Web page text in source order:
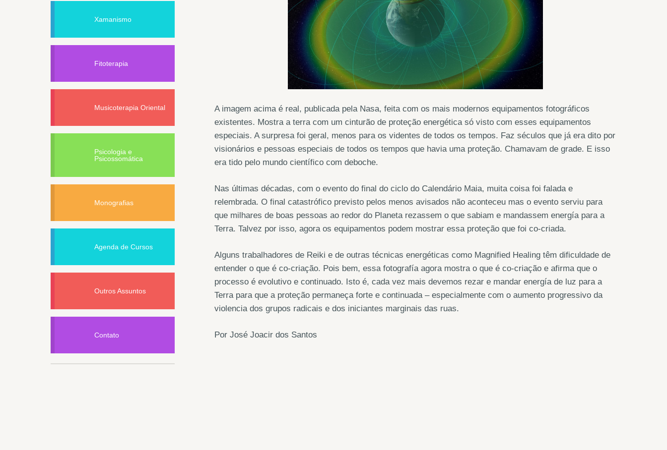
A imagem acima é real, publicada pela Nasa, feita com os mais modernos equipamentos fotográficos
existentes. Mostra a terra com um cinturão de proteção energética só visto com esses equipamentos
especiais. A surpresa foi geral, menos para os videntes de todos os tempos. Faz séculos que já era dito por
visionários e pessoas especiais de todos os tempos que havia uma proteção. Chamavam de grade. E isso
era tido pelo mundo científico com deboche.
Nas últimas décadas, com o evento do final do ciclo do Calendário Maia, muita coisa foi falada e
relembrada. O final catastrófico previsto pelos menos avisados não aconteceu mas o evento serviu para
que milhares de boas pessoas ao redor do Planeta rezassem o que sabiam e mandassem energía para a
Terra. Talvez por isso, agora os equipamentos podem mostrar essa proteção que foi co-criada.
Alguns trabalhadores de Reiki e de outras técnicas energéticas como Magnified Healing têm dificuldade de
entender o que é co-criação. Pois bem, essa fotografía agora mostra o que é co-criação e afirma que o
processo é evolutivo e continuado. Isto é, cada vez mais devemos rezar e mandar energía de luz para a
Terra para que a proteção permaneça forte e continuada – especialmente com o aumento progressivo da
violencia dos grupos radicais e dos iniciantes marginais das ruas.
Por José Joacir dos Santos
Xamanismo
Fitoterapia
Musicoterapia Oriental
Psicologia e
Psicossomática
Monografias
Agenda de Cursos
Outros Assuntos
Contato